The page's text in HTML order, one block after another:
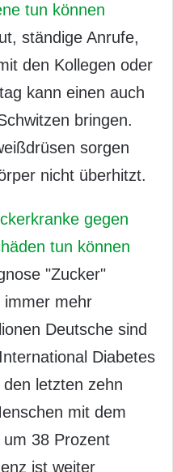
tun können
ständige Anrufe,
den Kollegen oder
kann einen auch
bringen.
sorgen
nicht überhitzt.
gegen
tun können
"Zucker"
immer mehr
Deutsche sind
Diabetes
letzten zehn
mit dem
um 38 Prozent
ist weiter